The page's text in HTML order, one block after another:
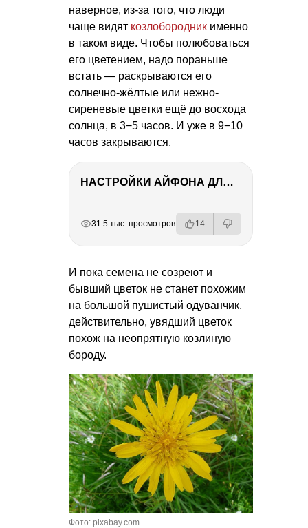
наверное, из-за того, что люди
чаще видят козлобородник именно
в таком виде. Чтобы полюбоваться
его цветением, надо пораньше
встать — раскрываются его
солнечно-жёлтые или нежно-
сиреневые цветки ещё до восхода
солнца, в 3−5 часов. И уже в 9−10
часов закрываются.
НАСТРОЙКИ АЙФОНА ДЛЯ ФОТО И ВИДЕО
31.5 тыс. просмотров 14
И пока семена не созреют и
бывший цветок не станет похожим
на большой пушистый одуванчик,
действительно, увядший цветок
похож на неопрятную козлиную
бороду.
Фото: pixabay.com